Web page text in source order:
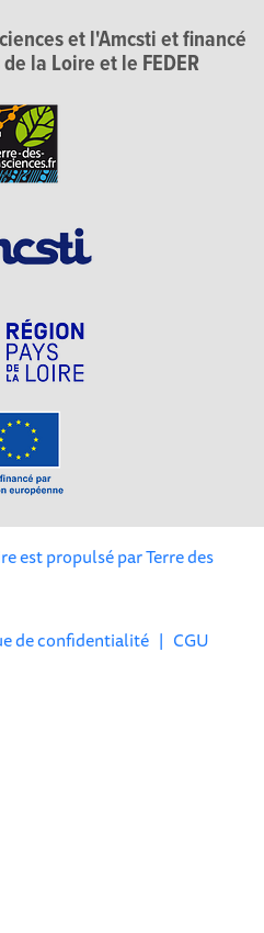
et l'Amcsti et financé
la Loire et le FEDER
est propulsé parTerre des
de confidentialité | CGU